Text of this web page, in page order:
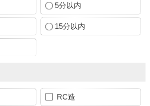
5分以内
15分以内
RC造